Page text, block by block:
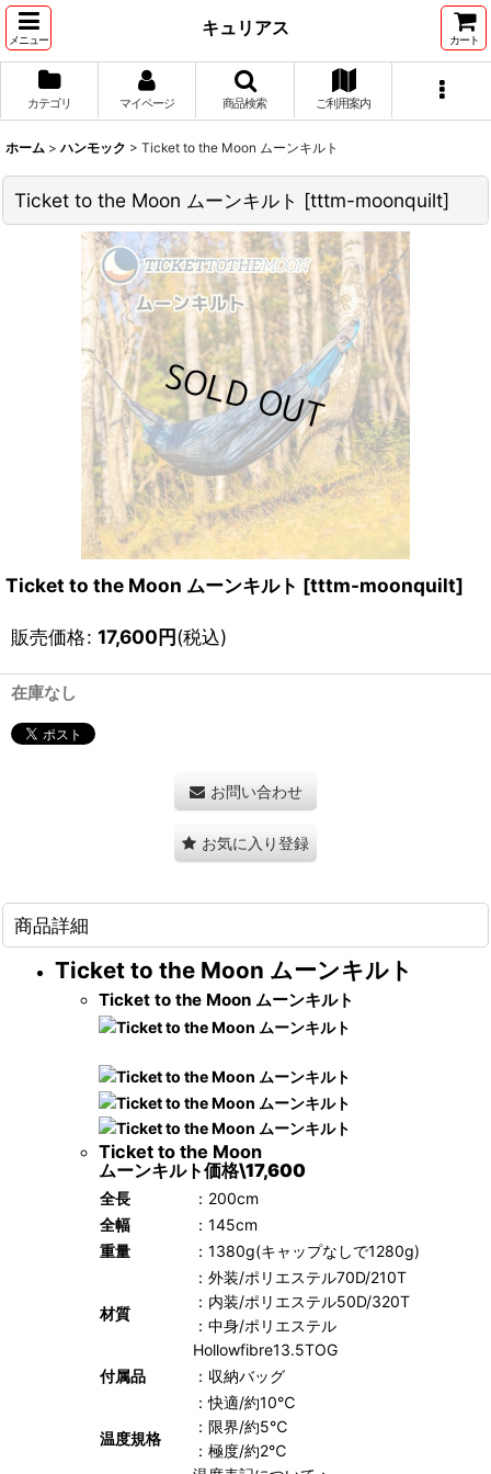
メニュー
キュリアス
カート
カテゴリ マイページ 商品検索 ご利用案内
ホーム > ハンモック > Ticket to the Moon ムーンキルト
Ticket to the Moon ムーンキルト [tttm-moonquilt]
Ticket to the Moon ムーンキルト [tttm-moonquilt]
販売価格: 17,600円(税込)
在庫なし
お問い合わせ
お気に入り登録
商品詳細
Ticket to the Moon ムーンキルト
Ticket to the Moon ムーンキルト
Ticket to the Moon
ムーンキルト価格\17,600
全長
：200cm
全幅
：145cm
重量
：1380g(キャップなしで1280g)
材質
：外装/ポリエステル70D/210T
：内装/ポリエステル50D/320T
：中身/ポリエステル
Hollowfibre13.5TOG
付属品
：収納バッグ
温度規格
：快適/約10℃
：限界/約5℃
：極度/約2℃